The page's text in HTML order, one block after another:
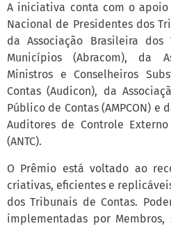
A iniciativa conta com o
Nacional de Presidentes dos
da Associação Brasileira
Municípios (Abracom), da
Ministros e Conselheiros
Contas (Audicon), da
Público de Contas (AMPCON) e
Auditores de Controle
(ANTC).
O Prêmio está voltado ao
criativas, eficientes e
dos Tribunais de Contas.
implementadas por Membros,